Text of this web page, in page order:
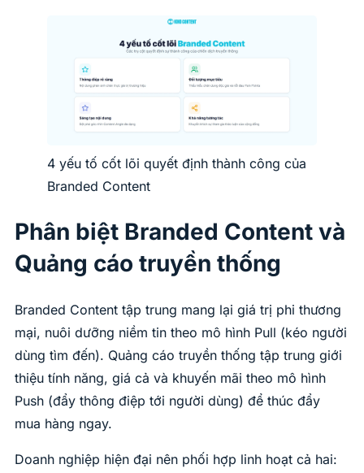
4 yếu tố cốt lõi quyết định thành công của
Branded Content
Phân biệt Branded Content và
Quảng cáo truyền thống
Branded Content tập trung mang lại giá trị phi thương
mại, nuôi dưỡng niềm tin theo mô hình Pull (kéo người
dùng tìm đến). Quảng cáo truyền thống tập trung giới
thiệu tính năng, giá cả và khuyến mãi theo mô hình
Push (đẩy thông điệp tới người dùng) để thúc đẩy
mua hàng ngay.
Doanh nghiệp hiện đại nên phối hợp linh hoạt cả hai: